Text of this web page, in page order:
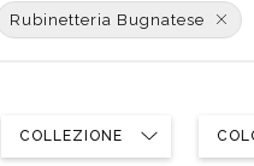
Soffioni speciali
Appoggio
Rubinetteria Bugnatese
COLLEZIONE